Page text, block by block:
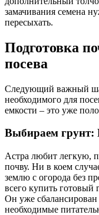
замачивания семена
пересыхать.
Подготовка
посева
Следующий важный
необходимого для
емкости – это уже
Выбираем
Астра любит легкую,
почву. Ни в коем
землю с огорода без
всего купить готовый
Он уже сбалансирован
необходимые